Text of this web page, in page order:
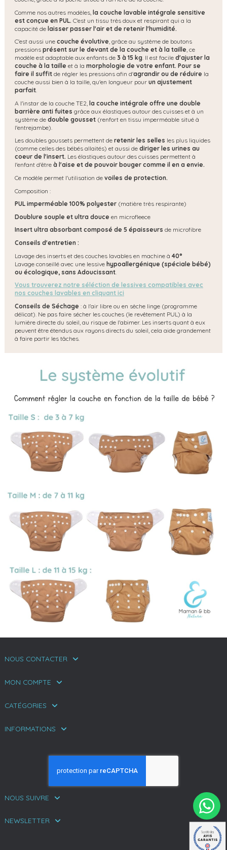
Comme nos autres modèles, la couche lavable intégrale sensitive
est conçue en PUL. C'est un tissu très doux et respirant qui a la
capacité de laisser passer l'air et de retenir l'humidité.
C'est aussi une couche évolutive, grâce au système de boutons
pressions présent sur le devant de la couche et à la taille, ce
modèle est adaptable aux enfants de 3 à 15 kg. Il est facile d'ajuster la
couche à la taille et à la morphologie de votre enfant. Pour se
faire il suffit de régler les pressions afin d'agrandir ou de réduire la
couche aussi bien à la taille, qu'en longueur pour un ajustement
parfait.
A l'instar de la couche TE2, la couche intégrale offre une double
barrière anti fuites grâce aux élastiques autour des cuisses et à un
système de double gousset (renfort en tissu imperméable situé à
l'entrejambe).
Les doubles goussets permettent de retenir les selles les plus liquides
(comme celles des bébés allaités) et aussi de diriger les urines au
coeur de l'insert. Les élastiques autour des cuisses permettent à
l'enfant d'être à l'aise et de pouvoir bouger comme il en a envie.
Ce modèle permet l'utilisation de voiles de protection.
Composition :
PUL imperméable 100% polyester (matière très respirante)
Doublure souple et ultra douce en microfleece
Insert ultra absorbant composé de 5 épaisseurs de microfibre
Conseils d'entretien :
Lavage des inserts et des couches lavables en machine à 40°
Lavage conseillé avec une lessive hypoallergénique (spéciale bébé)
ou écologique, sans Adoucissant
Vous trouverez notre séléction de lessives compatibles avec
nos couches lavables en cliquant ici
Conseils de Séchage : à l'air libre ou en sèche linge (programme
délicat). Ne pas faire sécher les couches (le revêtement PUL) à la
lumière directe du soleil, au risque de l'abimer. Les inserts quant à eux
peuvent être étendus aux rayons directs du soleil, cela aide grandement
à faire partir les tâches.
NOUS CONTACTER
MON COMPTE
CATÉGORIES
INFORMATIONS
NOUS SUIVRE
NEWSLETTER